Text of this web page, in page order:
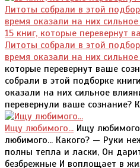
15 книг, которые перевернут
Литоты собрали в этой
время оказали на них
которые перевернут ваше
собрали в этой подборке
оказали на них сильное
перевернули ваше сознание?
Ищу любимого... Ищу
любимого... Какого? — Руки
полны тепла и ласки, Он
безбрежные И воплощает в